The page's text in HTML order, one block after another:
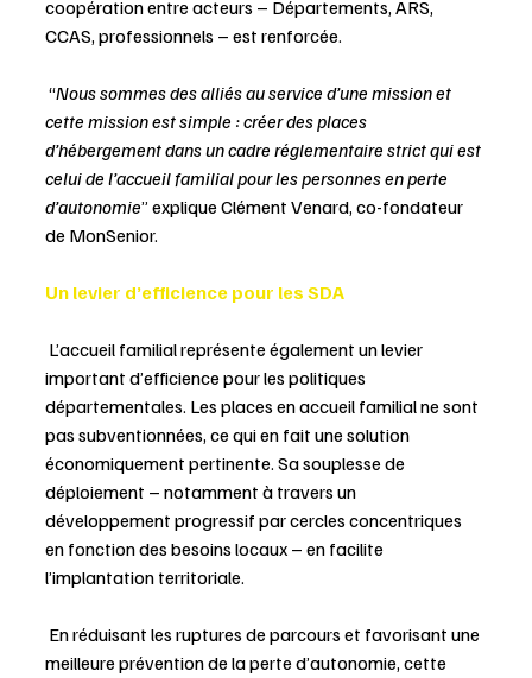
coopération entre acteurs – Départements, ARS,
CCAS, professionnels – est renforcée.
“Nous sommes des alliés au service d’une mission et
cette mission est simple : créer des places
d’hébergement dans un cadre réglementaire strict qui est
celui de l’accueil familial pour les personnes en perte
d’autonomie” explique Clément Venard, co-fondateur
de MonSenior.
Un levier d’efficience pour les SDA
L’accueil familial représente également un levier
important d’efficience pour les politiques
départementales. Les places en accueil familial ne sont
pas subventionnées, ce qui en fait une solution
économiquement pertinente. Sa souplesse de
déploiement – notamment à travers un
développement progressif par cercles concentriques
en fonction des besoins locaux – en facilite
l’implantation territoriale.
En réduisant les ruptures de parcours et favorisant une
meilleure prévention de la perte d’autonomie, cette